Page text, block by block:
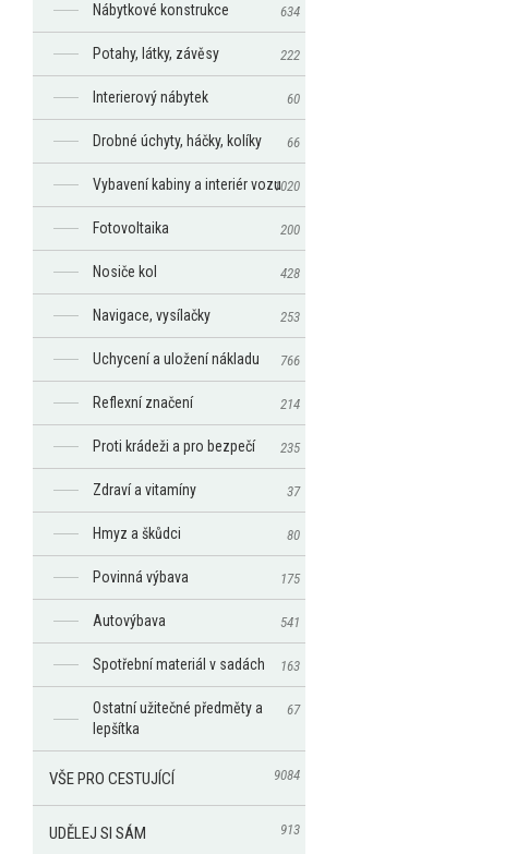
Nábytkové konstrukce 634
Potahy, látky, závěsy 222
Interierový nábytek 60
Drobné úchyty, háčky, kolíky 66
Vybavení kabiny a interiér vozu1020
Fotovoltaika 200
Nosiče kol 428
Navigace, vysílačky 253
Uchycení a uložení nákladu 766
Reflexní značení 214
Proti krádeži a pro bezpečí 235
Zdraví a vitamíny 37
Hmyz a škůdci 80
Povinná výbava 175
Autovýbava 541
Spotřební materiál v sadách 163
Ostatní užitečné předměty a
lepšítka
67
VŠE PRO CESTUJÍCÍ 9084
UDĚLEJ SI SÁM 913